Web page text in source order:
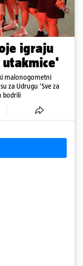
igraju
malonogometni
za Udrugu ‘Sve za
bodrili